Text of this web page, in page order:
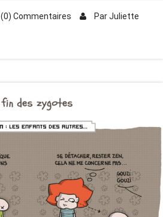
(0) Commentaires ParJuliette